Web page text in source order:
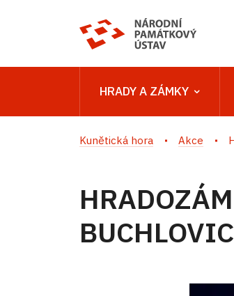
HRADY A ZÁMKY
Kunětická hora Akce